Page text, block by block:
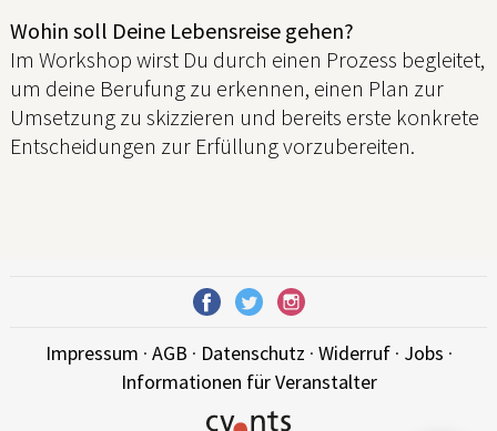
Wohin soll Deine Lebensreise gehen?
Im Workshop wirst Du durch einen Prozess begleitet,
um deine Berufung zu erkennen, einen Plan zur
Umsetzung zu skizzieren und bereits erste konkrete
Entscheidungen zur Erfüllung vorzubereiten.
Impressum · AGB · Datenschutz · Widerruf· Jobs ·
Informationen für Veranstalter